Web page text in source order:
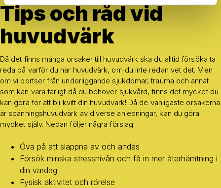
Tips och råd vid
huvudvärk
Då det finns många orsaker till huvudvärk ska du alltid försöka ta
reda på varför du har huvudvärk, om du inte redan vet det. Men
om vi bortser från underliggande sjukdomar, trauma och annat
som kan vara farligt då du behöver sjukvård, finns det mycket du
kan göra för att bli kvitt din huvudvärk! Då de vanligaste orsakerna
är spänningshuvudvärk av diverse anledningar, kan du göra
mycket själv. Nedan följer några förslag:
Öva på att slappna av och andas
Försök minska stressnivån och få in mer återhämtning i
din vardag
Fysisk aktivitet och rörelse